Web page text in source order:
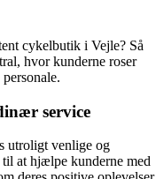
cykelbutik i Vejle? Så
hvor kunderne roser
service
utroligt venlige og
at hjælpe kunderne med